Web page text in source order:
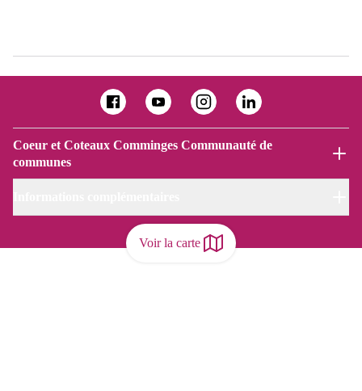
Voir la carte
Coeur et Coteaux Comminges Communauté de
communes